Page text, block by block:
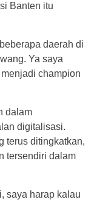
Banten itu
daerah di
Ya saya
champion
dalam
digitalisasi.
terus ditingkatkan,
tersendiri dalam
saya harap kalau